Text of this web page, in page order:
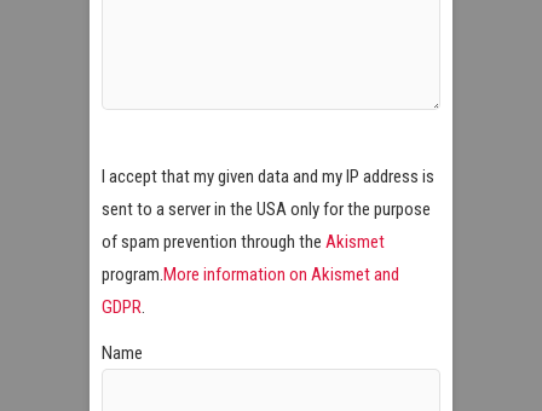
I accept that my given data and my IP address is
sent to a server in the USA only for the purpose
of spam prevention through the Akismet
program.More information on Akismet and
GDPR.
Name